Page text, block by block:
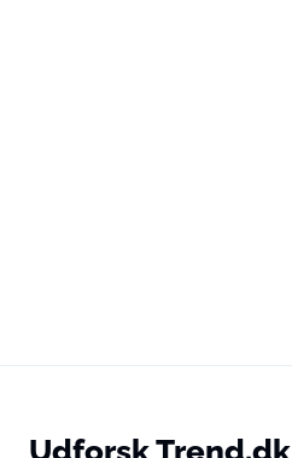
Udforsk Trend.dk